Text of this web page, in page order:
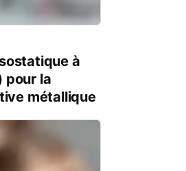
à
pour la
métallique